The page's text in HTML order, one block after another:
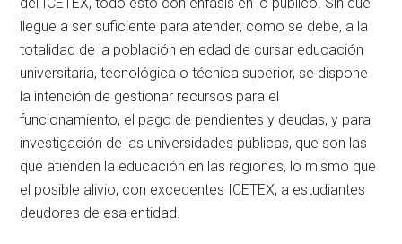
llegue a ser suficiente para atender, como se debe, a la
totalidad de la población en edad de cursar educación
universitaria, tecnológica o técnica superior, se dispone
la intención de gestionar recursos para el
funcionamiento, el pago de pendientes y deudas, y para
investigación de las universidades públicas, que son las
que atienden la educación en las regiones, lo mismo que
el posible alivio, con excedentes ICETEX, a estudiantes
deudores de esa entidad.